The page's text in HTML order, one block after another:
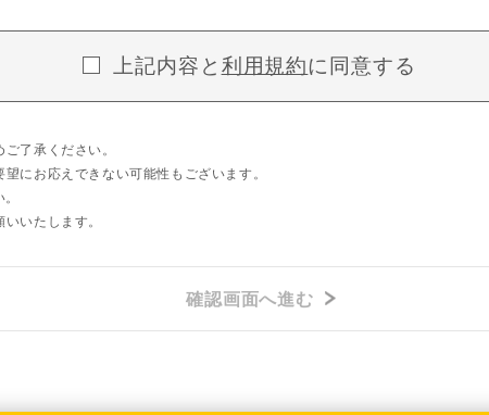
上記内容と 利用規約に同意する
了承ください。
にお応えできない可能性もございます。
いたします。